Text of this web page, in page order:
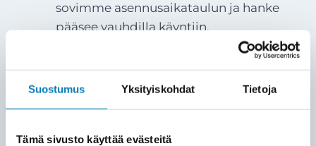
Suostumus Yksityiskohdat Tietoja
Tämä sivusto käyttää evästeitä
sovimme asennusaikataulun ja hanke
pääsee vauhdilla käyntiin.
5 Laitteiston asennus
Asennamme ulkoyksikön ja sisäyksikön
(tai ohjausyksikön) sovitun
suunnitelman mukaisesti. Käytämme